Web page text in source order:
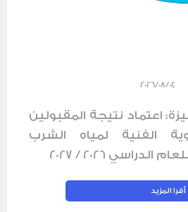
2026/08/04
اعتماد نتيجة المقبولين
الفنية لمياه الشرب
2026 / 2027